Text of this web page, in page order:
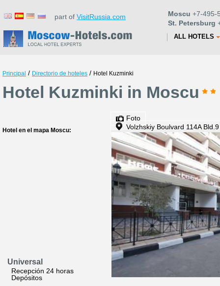
part of VisitRussia.com Moscu +7-495-
St. Petersburg
ALL HOTELS
Principal / Directorio de hoteles / Hotel Kuzminki
Hotel Kuzminki in Moscu
Hotel en el mapa Moscu:
Universal
Recepción 24 horas
Depósitos
Foto
Volzhskiy Boulvard 114A Bld.9